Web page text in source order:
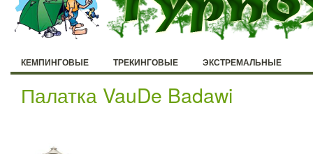
КЕМПИНГОВЫЕ ТРЕКИНГОВЫЕ ЭКСТРЕМАЛЬНЫЕ
Палатка VauDe Badawi